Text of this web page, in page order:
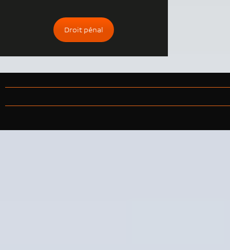
Droit pénal